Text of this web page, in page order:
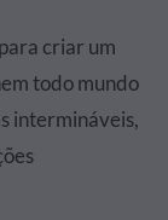
criar um
todo mundo
intermináveis,